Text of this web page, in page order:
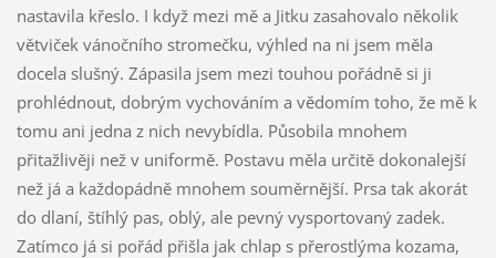
nastavila křeslo. I když mezi mě a Jitku zasahovalo několik
větviček vánočního stromečku, výhled na ni jsem měla
docela slušný. Zápasila jsem mezi touhou pořádně si ji
prohlédnout, dobrým vychováním a vědomím toho, že mě k
tomu ani jedna z nich nevybídla. Působila mnohem
přitažlivěji než v uniformě. Postavu měla určitě dokonalejší
než já a každopádně mnohem souměrnější. Prsa tak akorát
do dlaní, štíhlý pas, oblý, ale pevný vysportovaný zadek.
Zatímco já si pořád přišla jak chlap s přerostlýma kozama,